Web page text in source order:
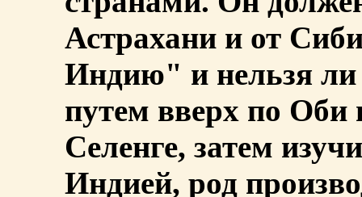
Астрахани и от
Индию" и нельзя ли
путем вверх по
Селенге, затем
Индией, род